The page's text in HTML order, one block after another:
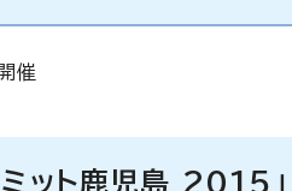
催
ット鹿児島 2015」